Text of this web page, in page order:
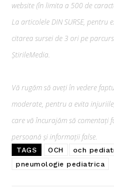
website (în limita a 500 de
La articolele DIN SURSE,
citarea sursei de 3 ori pe
ȘtirileMedia.
Vă rugăm să aveți în vedere
moderate, pentru a evita
care vă încurajăm să comentați
persoană și informații false.
TAGS OCH och
pneumologie pediatrica